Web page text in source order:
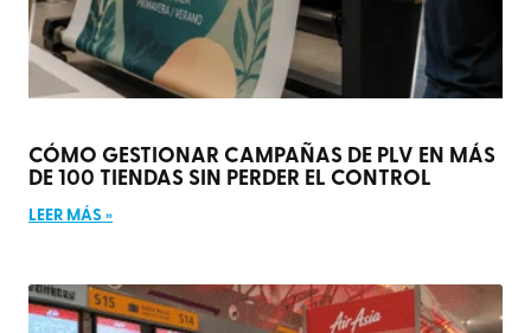
CÓMO GESTIONAR CAMPAÑAS DE PLV EN MÁS
DE 100 TIENDAS SIN PERDER EL CONTROL
LEER MÁS »